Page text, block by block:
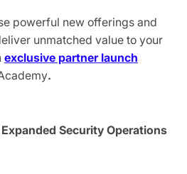
powerful new offerings and
unmatched value to your
exclusive partner launch
.
Security Operations